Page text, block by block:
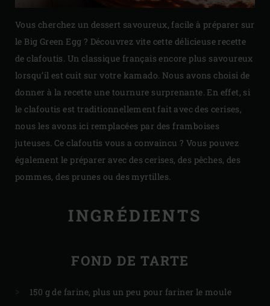
Vous cherchez un dessert savoureux, facile à préparer sur
le Big Green Egg ? Découvrez vite cette délicieuse recette
de clafoutis. Un classique français encore plus savoureux
lorsqu’il est cuit sur votre kamado. Nous avons choisi de
donner à la recette une tournure surprenante. En effet, si
le clafoutis est traditionnellement fait avec des cerises,
nous les avons ici remplacées par des framboises
juteuses. Ce clafoutis vous a convaincu ? Vous pouvez
également le préparer avec des cerises, des pêches, des
pommes, des prunes ou des myrtilles.
INGRÉDIENTS
FOND DE TARTE
150 g de farine, plus un peu pour fariner le moule